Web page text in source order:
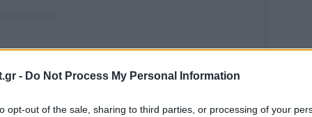
- Do Not Process My Personal Information
opt-out of the sale, sharing to third parties, or processing of your
shared by Zack D. Films (@zackdfilms)